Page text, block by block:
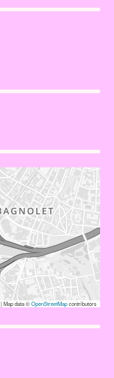
|Map data ©OpenStreetMapcontributors